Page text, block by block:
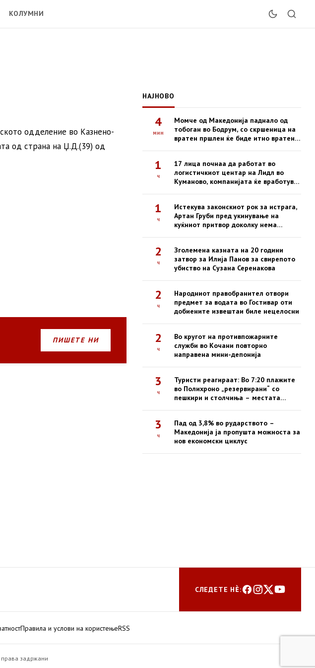
КОЛУМНИ
одделение во Казнено-
од страна на Џ.Д.(39) од
ПИШЕТЕ НИ
НАЈНОВО
4
мин
Момче од Македонија паднало од
тобоган во Бодрум, со скршеница на
вратен пршлен ќе биде итно вратено
1
ч
17 лица почнаа да работат во
логистичкиот центар на Лидл во
Куманово, компанијата ќе вработува
1
ч
Истекува законскиот рок за истрага,
Артан Груби пред укинување на
куќниот притвор доколку нема
2
ч
Зголемена казната на 20 години
затвор за Илија Панов за свирепото
убиство на Сузана Серенакова
2
ч
Народниот правобранител отвори
предмет за водата во Гостивар оти
добиените извештаи биле нецелосни
2
ч
Во кругот на противпожарните
служби во Кочани повторно
направена мини-депонија
3
ч
Туристи реагираат: Во 7:20 плажите
во Полихроно „резервирани“ со
пешкири и столчиња – местата
3
ч
Пад од 3,8% во рударството –
Македонија ја пропушта можноста за
нов економски циклус
СЛЕДЕТЕ НЀ:
Правила и услови на користењеRSS
права задржани